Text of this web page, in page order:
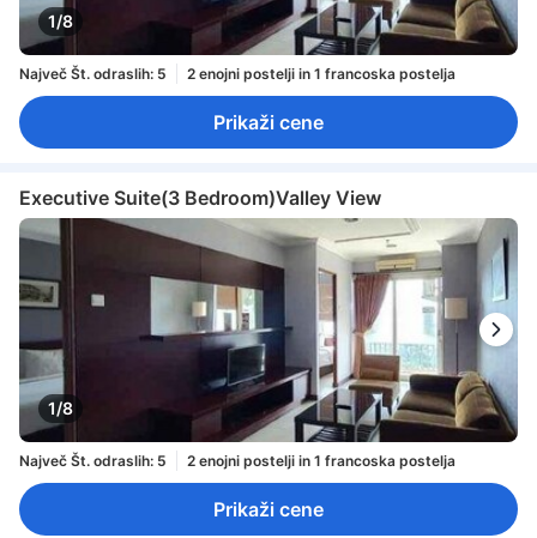
1/8
Največ Št. odraslih: 5 2 enojni postelji in 1 francoska postelja
Prikaži cene
Executive Suite(3 Bedroom)Valley View
1/8
Največ Št. odraslih: 5 2 enojni postelji in 1 francoska postelja
Prikaži cene